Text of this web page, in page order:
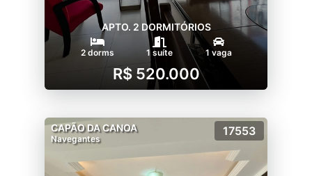
APTO. 2 DORMITÓRIOS
2 dorms 1 suíte 1 vaga
R$ 520.000
CAPÃO DA CANOA
Navegantes
17553